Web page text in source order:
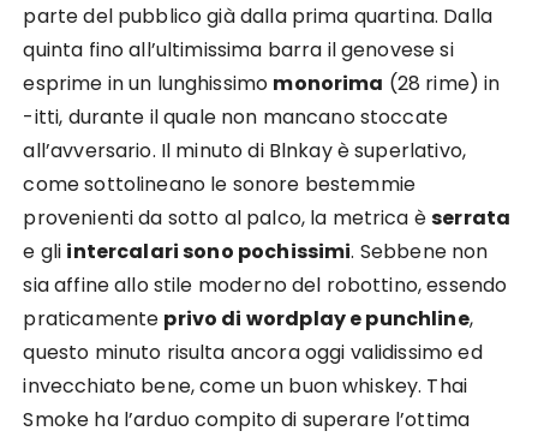
parte del pubblico già dalla prima quartina. Dalla
quinta fino all’ultimissima barra il genovese si
esprime in un lunghissimo monorima (28 rime) in
-itti, durante il quale non mancano stoccate
all’avversario. Il minuto di Blnkay è superlativo,
come sottolineano le sonore bestemmie
provenienti da sotto al palco, la metrica èserrata
e gli intercalari sono pochissimi. Sebbene non
sia affine allo stile moderno del robottino, essendo
praticamente privo di wordplay e punchline,
questo minuto risulta ancora oggi validissimo ed
invecchiato bene, come un buon whiskey. Thai
Smoke ha l’arduo compito di superare l’ottima